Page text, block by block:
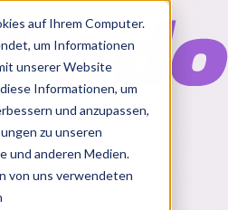
auf Ihrem Computer.
um Informationen
unserer Website
Informationen, um
und anzupassen,
zu unseren
und anderen Medien.
von uns verwendeten
Pakete